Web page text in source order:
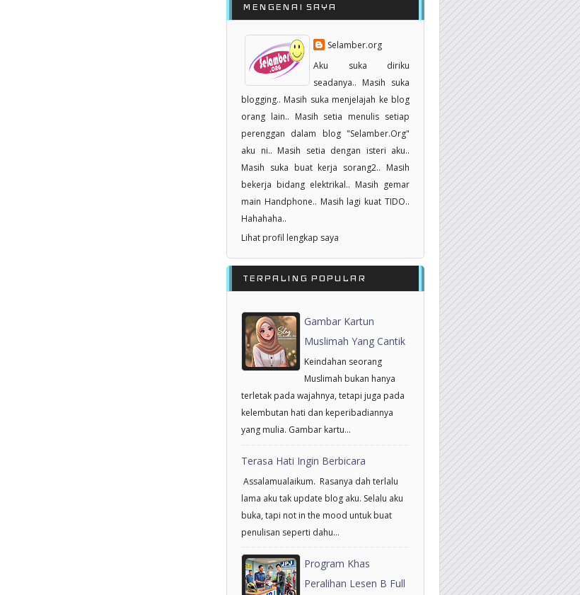
MENGENAI SAYA
Selamber.org
Aku suka diriku
seadanya.. Masih suka
blogging.. Masih suka menjelajah ke blog
orang lain.. Masih setia menulis setiap
perenggan dalam blog "Selamber.Org"
aku ni.. Masih setia dengan isteri aku..
Masih suka buat kerja sorang2.. Masih
bekerja bidang elektrikal.. Masih gemar
main Handphone.. Masih lagi kuat TIDO..
Hahahaha..
Lihat profil lengkap saya
TERPALING POPULAR
Gambar Kartun
Muslimah Yang Cantik
Keindahan seorang
Muslimah bukan hanya
terletak pada wajahnya, tetapi juga pada
kelembutan hati dan keperibadiannya
yang mulia. Gambar kartu...
Terasa Hati Ingin Berbicara
Assalamualaikum. Rasanya dah terlalu
lama aku tak update blog aku. Selalu aku
buka, tapi not in the mood untuk buat
penulisan seperti dahu...
Program Khas
Peralihan Lesen B Full